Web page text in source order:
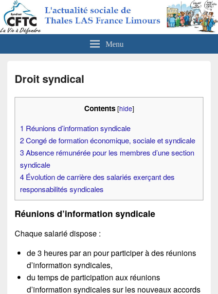
CFTC Thales LAS France Limours
Actualités sociales de Thales LAS France Limours
Menu
Droit syndical
Contents [hide]
1 Réunions d’information syndicale
2Congé de formation économique, sociale et syndicale
3Absence rémunérée pour les membres d’une section
syndicale
4 Évolution de carrière des salariés exerçant des
responsabilités syndicales
Réunions d’information syndicale
Chaque salarié dispose :
de 3 heures par an pour participer à des réunions
d’information syndicales,
du temps de participation aux réunions
d’information syndicales sur les nouveaux accords